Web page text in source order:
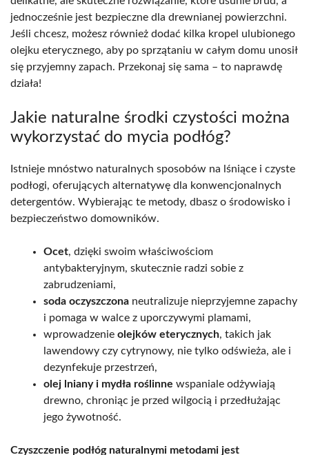
jednocześnie jest bezpieczne dla drewnianej powierzchni.
Jeśli chcesz, możesz również dodać kilka kropel ulubionego
olejku eterycznego, aby po sprzątaniu w całym domu unosił
się przyjemny zapach. Przekonaj się sama – to naprawdę
działa!
Jakie naturalne środki czystości można
wykorzystać do mycia podłóg?
Istnieje mnóstwo naturalnych sposobów na lśniące i czyste
podłogi, oferujących alternatywę dla konwencjonalnych
detergentów. Wybierając te metody, dbasz o środowisko i
bezpieczeństwo domowników.
Ocet, dzięki swoim właściwościom
antybakteryjnym, skutecznie radzi sobie z
zabrudzeniami,
soda oczyszczona neutralizuje nieprzyjemne zapachy
i pomaga w walce z uporczywymi plamami,
wprowadzenie olejków eterycznych, takich jak
lawendowy czy cytrynowy, nie tylko odświeża, ale i
dezynfekuje przestrzeń,
olej lniany i mydła roślinne wspaniale odżywiają
drewno, chroniąc je przed wilgocią i przedłużając
jego żywotność.
Czyszczenie podłóg naturalnymi metodami jest